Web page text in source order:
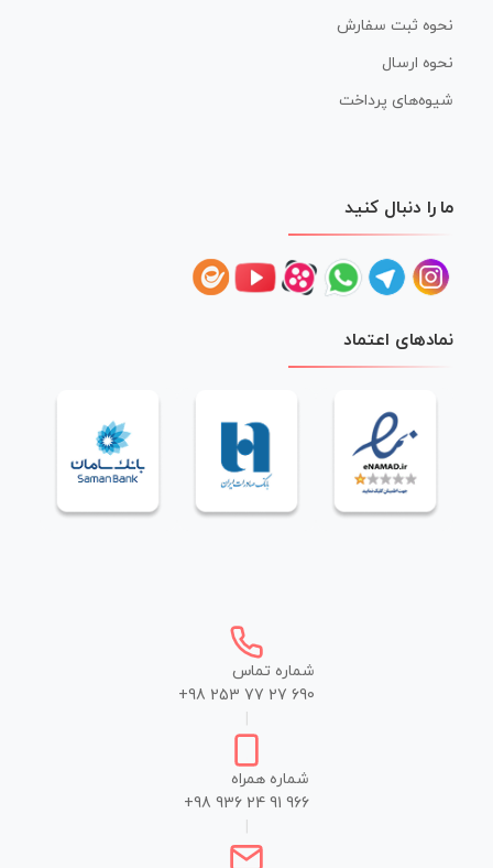
نحوه ثبت سفارش
نحوه ارسال
شیوه‌های پرداخت
ما را دنبال کنید
نمادهای اعتماد
شماره تماس
+98 253 77 27 690
شماره همراه
+98 936 24 91 966